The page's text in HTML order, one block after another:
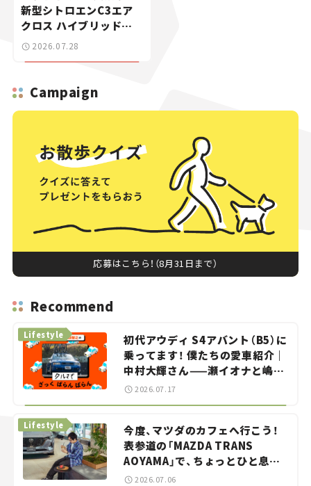
新型シトロエンC3エア
クロス ハイブリッドが
上陸【新車ニュース】
2026.07.28
Campaign
応募はこちら！（8月31日まで）
Recommend
初代アウディ S4アバント（B5）に
乗ってます！ 僕たちの愛車紹介｜
中村大輝さん——瀬イオナと嶋田
智之の「クルマでざっくばらんば
Lifestyle
2026.07.17
今度、マツダのカフェへ行こう！
表参道の「MAZDA TRANS
AOYAMA」で、ちょっとひと息。
——連載｜CCGとクルマでどうす
Lifestyle
2026.07.06